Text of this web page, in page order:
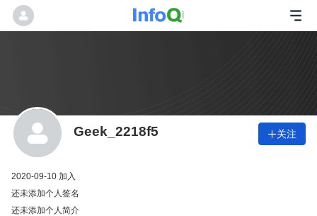
Geek_2218f5 关注
2020-09-10 加入
还未添加个人签名
还未添加个人简介